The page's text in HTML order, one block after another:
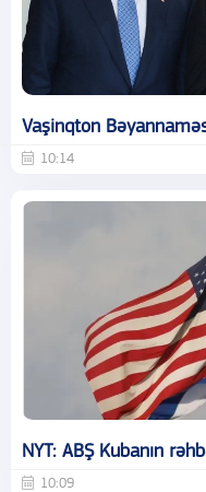
Vaşinqton
10:14
NYT: ABŞ Kubanın
10:09